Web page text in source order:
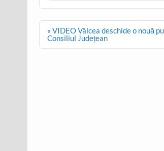
Post
navigation
« VIDEO Vâlcea deschide o nouă
Consiliul Județean